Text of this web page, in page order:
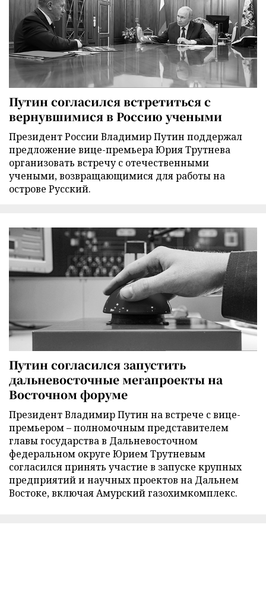
Путин согласился встретиться с
вернувшимися в Россию учеными
Президент России Владимир Путин поддержал
предложение вице-премьера Юрия Трутнева
организовать встречу с отечественными
учеными, возвращающимися для работы на
острове Русский.
Путин согласился запустить
дальневосточные мегапроекты на
Восточном форуме
Президент Владимир Путин на встрече с вице-
премьером – полномочным представителем
главы государства в Дальневосточном
федеральном округе Юрием Трутневым
согласился принять участие в запуске крупных
предприятий и научных проектов на Дальнем
Востоке, включая Амурский газохимкомплекс.